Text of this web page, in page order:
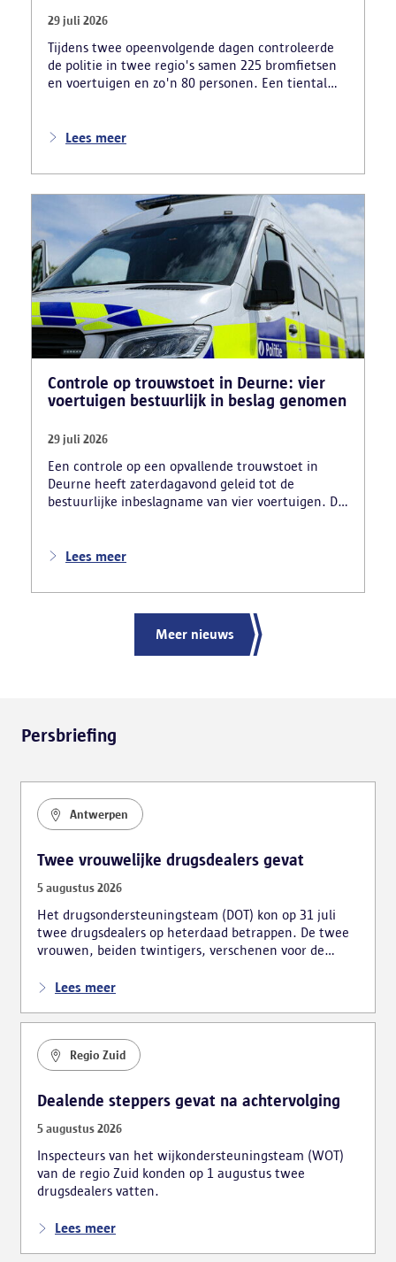
29 juli 2026
Tijdens twee opeenvolgende dagen controleerde
de politie in twee regio's samen 225 bromfietsen
en voertuigen en zo'n 80 personen. Een tiental
beslag genomen. Daarnaast arresteerde de politie
motorblokken en inbrekersmateriaal gevonden.
Lees meer
Controle op trouwstoet in Deurne: vier
voertuigen bestuurlijk in beslag genomen
29 juli 2026
Een controle op een opvallende trouwstoet in
Deurne heeft zaterdagavond geleid tot de
bestuurlijke inbeslagname van vier voertuigen. De
nadat meerdere weggebruikers melding hadden
ernstige verkeershinder die dat als gevolg had.
Lees meer
Meer nieuws
Persbriefing
Antwerpen
Twee vrouwelijke drugsdealers gevat
5 augustus 2026
Het drugsondersteuningsteam (DOT) kon op 31 juli
twee drugsdealers op heterdaad betrappen. De twee
vrouwen, beiden twintigers, verschenen voor de
Lees meer
Regio Zuid
Dealende steppers gevat na achtervolging
5 augustus 2026
Inspecteurs van het wijkondersteuningsteam (WOT)
van de regio Zuid konden op 1 augustus twee
drugsdealers vatten.
Lees meer